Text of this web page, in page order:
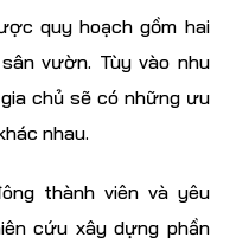
quy hoạch gồm hai
vườn. Tùy vào nhu
chủ sẽ có những ưu
nhau.
thành viên và yêu
cứu xây dựng phần